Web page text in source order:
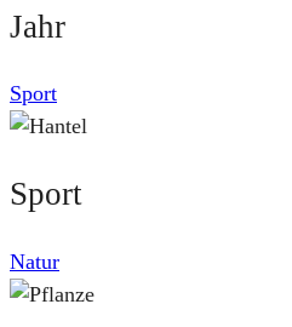
Jahr
Sport
Sport
Natur